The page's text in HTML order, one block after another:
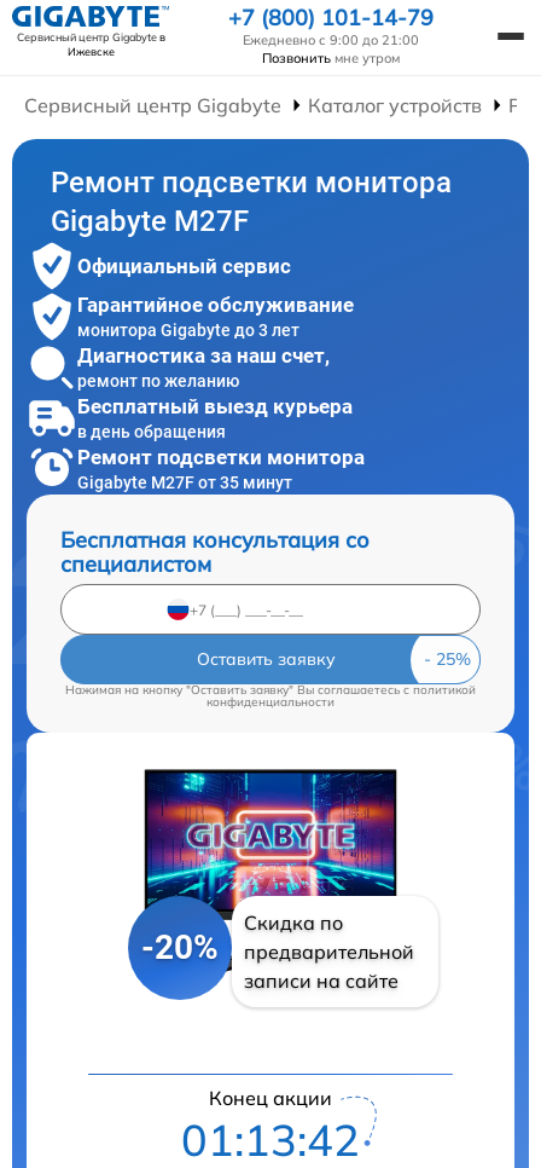
Сервисный центр Gigabyteв
Ижевске
+7 (800) 101-14-79
Ежедневно с 9:00 до 21:00
Позвонить мне утром
Сервисный центр Gigabyte Каталог устройств
Ремонт подсветки монитора
Gigabyte M27F
Официальный сервис
Гарантийное обслуживание
монитора Gigabyte до 3 лет
Диагностика за наш счет,
ремонт по желанию
Бесплатный выезд курьера
в день обращения
Ремонт подсветки монитора
Gigabyte M27F от 35 минут
Бесплатная консультация со
специалистом
Оставить заявку
Нажимая на кнопку "Оставить заявку" Вы соглашаетесь cполитикой
конфиденциальности
-20%
Скидка по
предварительной
записи на сайте
Конец акции
01:13:41